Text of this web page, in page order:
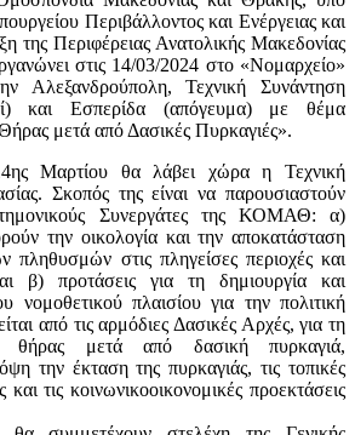
Περιβάλλοντος και Ενέργειας και
της Περιφέρειας Ανατολικής Μακεδονίας
στις 14/03/2024 στο «Νομαρχείο»
Αλεξανδρούπολη, Τεχνική Συνάντηση
και Εσπερίδα (απόγευμα) με θέμα
Θήρας μετά από Δασικές Πυρκαγιές».
Μαρτίου θα λάβει χώρα η Τεχνική
Σκοπός της είναι να παρουσιαστούν
Συνεργάτες της ΚΟΜΑΘ: α)
την οικολογία και την αποκατάσταση
πληθυσμών στις πληγείσες περιοχές και
β) προτάσεις για τη δημιουργία και
νομοθετικού πλαισίου για την πολιτική
από τις αρμόδιες Δασικές Αρχές, για τη
θήρας μετά από δασική πυρκαγιά,
την έκταση της πυρκαγιάς, τις τοπικές
τις κοινωνικοοικονομικές προεκτάσεις